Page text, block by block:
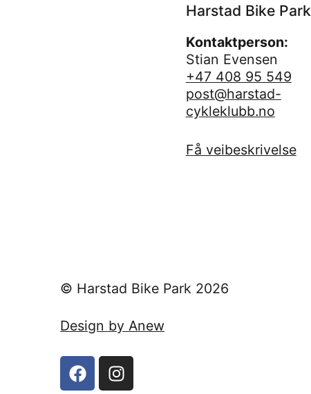
Harstad Bike Park
Kontaktperson:
Stian Evensen
+47 408 95 549
post@harstad-
cykleklubb.no
Få veibeskrivelse
© Harstad Bike Park 2026
Design by Anew